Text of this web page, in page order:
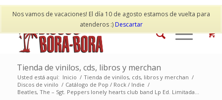
Nos vamos de vacaciones! El día 10 de agosto estamos de vuelta para
atenderos :)Descartar
Mi cuenta Contacto
Tienda de vinilos, cds, libros y merchan
Usted está aquí: Inicio / Tienda de vinilos, cds, libros y merchan /
Discos de vinilo / Catálogo de Pop / Rock / Indie /
Beatles, The – Sgt. Peppers lonely hearts club band Lp Ed. Limitada...